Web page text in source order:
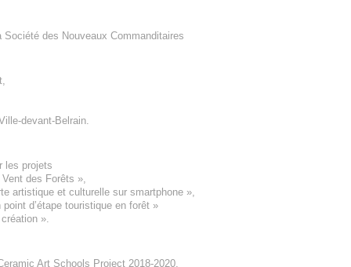
Société des Nouveaux Commanditaires
,
devant-Belrain.
les projets
des Forêts »,
artistique et culturelle sur smartphone »,
point d’étape touristique en forêt »
création ».
Art Schools Project 2018-2020,